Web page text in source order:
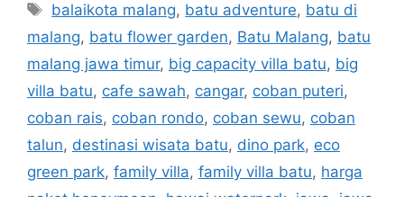
balaikota malang, batu adventure, batu di
malang, batu flower garden, Batu Malang, batu
malang jawa timur, big capacity villa batu, big
villa batu, cafe sawah, cangar, coban puteri,
coban rais, coban rondo, coban sewu, coban
talun, destinasi wisata batu, dino park, eco
green park, family villa, family villa batu, harga